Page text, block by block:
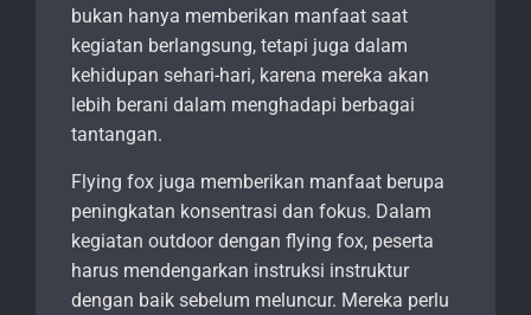
bukan hanya memberikan manfaat saat
kegiatan berlangsung, tetapi juga dalam
kehidupan sehari-hari, karena mereka akan
lebih berani dalam menghadapi berbagai
tantangan.
Flying fox juga memberikan manfaat berupa
peningkatan konsentrasi dan fokus. Dalam
kegiatan outdoor dengan flying fox, peserta
harus mendengarkan instruksi instruktur
dengan baik sebelum meluncur. Mereka perlu